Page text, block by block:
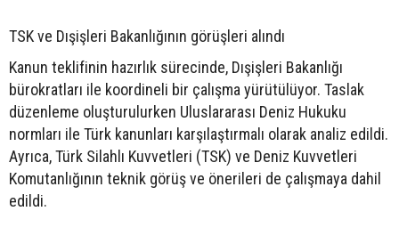
TSK ve Dışişleri Bakanlığının görüşleri alındı
Kanun teklifinin hazırlık sürecinde, Dışişleri Bakanlığı
bürokratları ile koordineli bir çalışma yürütülüyor. Taslak
düzenleme oluşturulurken Uluslararası Deniz Hukuku
normları ile Türk kanunları karşılaştırmalı olarak analiz edildi.
Ayrıca, Türk Silahlı Kuvvetleri (TSK) ve Deniz Kuvvetleri
Komutanlığının teknik görüş ve önerileri de çalışmaya dahil
edildi.